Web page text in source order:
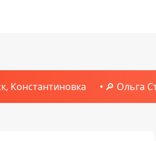
Константиновка 🔎 Ольга